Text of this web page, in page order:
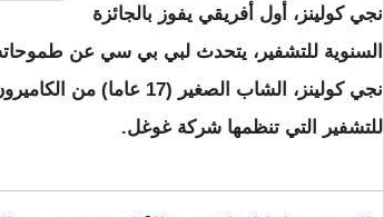
نجي كولينز، أول أفريقي يفوز بالجائزة
السنوية للتشفير، يتحدث لبي بي سي عن
نجي كولينز، الشاب الصغير
للتشفير التي تنظمها شركة غوغل.